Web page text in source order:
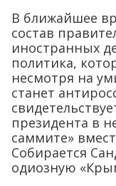
В ближайшее
состав
иностранных
политика,
несмотря на
станет
президента в
саммите»
Собирается
одиозную